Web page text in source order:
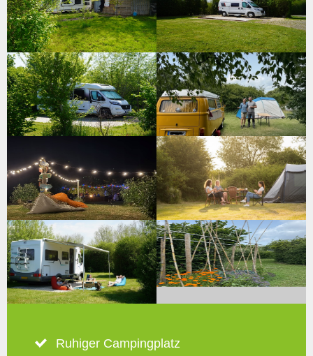
Ruhiger Campingplatz